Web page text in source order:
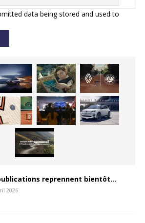
data being stored and used to
reprennent bientôt…
2026